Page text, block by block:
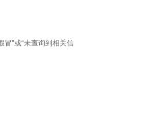
冒”或“未查询到相关信